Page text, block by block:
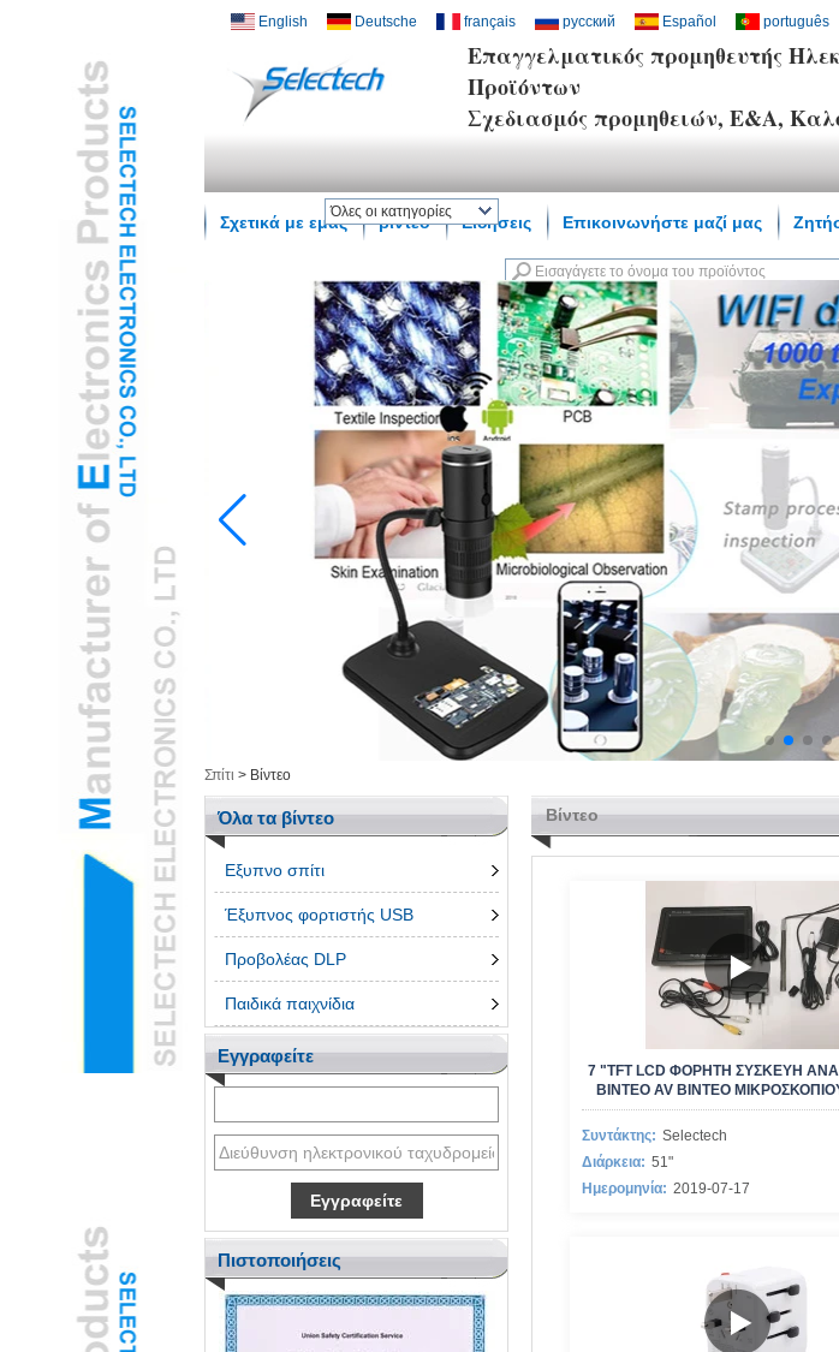
Επαγγελματικός προμηθευτής
Προϊόντων
Σχεδιασμός προμηθειών, Ε&Α,
English Deutsche français русский Español português
Σχετικά με εμάς βίντεο Ειδήσεις Επικοινωνήστε μαζί μας
Όλες οι κατηγορίες
Ασύρματο σπίτι SmartL
δικτύουL
Multi Media / Wall
PlateL
Θερμοκρασία αισθητήρα
υγρασίαςL
Ψηφιακό Μικροσκόπιο /
ενδοσκόπιοL
Travel AdapterL
USB3.0 HUBL
Υγεία / Καλλυντικά &
ΕίδηL
Έξυπνα ηλεκτρονικάL
Εργαλεία ΜέτρησηςL
Ομαδοποίηση
ΠροϊόνταL
τρισδιάστατο στυλόL
Τηλέφωνο AccessroiesL
Σπίτι > Βίντεο
Όλα τα βίντεο
Εξυπνο σπίτι
Έξυπνος φορτιστής USB
Προβολέας DLP
Παιδικά παιχνίδια
Εγγραφείτε
Πιστοποιήσεις
Βίντεο
7 "TFT LCD ΦΟΡΗΤΉ ΣΥΣΚΕΥΉ
ΒΊΝΤΕΟ AV ΒΊΝΤΕΟ
ΕΝΔΟΣΚΟΠΊΑ ENT
Συντάκτης: Selectech
Διάρκεια: 51"
Ημερομηνία: 2019-07-17